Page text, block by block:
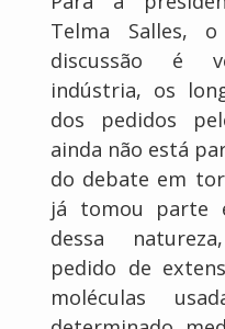
Telma Salles,
discussão é
indústria, os
dos pedidos
ainda não está
do debate em
já tomou parte
dessa
pedido de
moléculas